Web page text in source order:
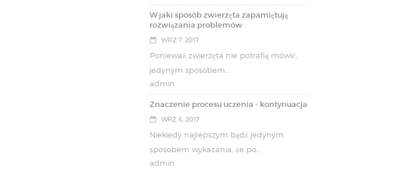
W jaki sposób zwierzęta zapamiętują
rozwiązania problemów
WRZ 7, 2017
Ponieważ zwierzęta nie potrafią mówić,
jedynym sposobem...
admin
Znaczenie procesu uczenia - kontynuacja
WRZ 6, 2017
Niekiedy najlepszym bądź jedynym
sposobem wykazania, że po...
admin